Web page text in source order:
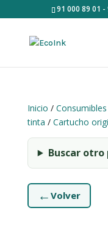
91 000 89 01 -
Inicio /
tinta / Cartucho
Buscar
← Volver